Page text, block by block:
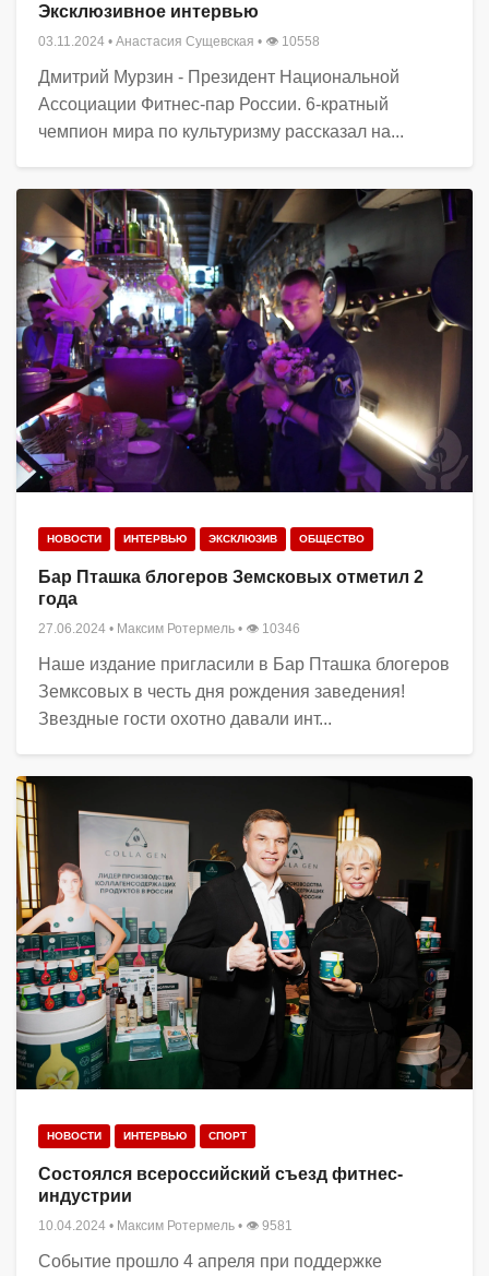
Эксклюзивное интервью
03.11.2024 • Анастасия Сущевская • 👁 10558
Дмитрий Мурзин - Президент Национальной
Ассоциации Фитнес-пар России. 6-кратный
чемпион мира по культуризму рассказал на...
НОВОСТИ ИНТЕРВЬЮ ЭКСКЛЮЗИВ ОБЩЕСТВО
Бар Пташка блогеров Земсковых отметил 2
года
27.06.2024 • Максим Ротермель • 👁 10346
Наше издание пригласили в Бар Пташка блогеров
Земксовых в честь дня рождения заведения!
Звездные гости охотно давали инт...
НОВОСТИ ИНТЕРВЬЮ СПОРТ
Состоялся всероссийский съезд фитнес-
индустрии
10.04.2024 • Максим Ротермель • 👁 9581
Событие прошло 4 апреля при поддержке